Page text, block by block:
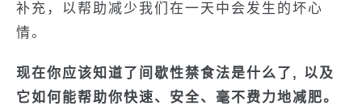
补充，以帮助减少我们在一天中会发生的坏心
情。
现在你应该知道了间歇性禁食法是什么了, 以及
它如何能帮助你快速、安全、毫不费力地减肥。